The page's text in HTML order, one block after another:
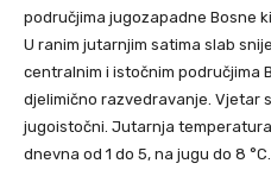
područjima jugozapadne Bosne
U ranim jutarnjim satima slab
centralnim i istočnim područjima
djelimično razvedravanje. Vjetar
jugoistočni. Jutarnja temperatura
dnevna od 1 do 5, na jugu do 8 °C.